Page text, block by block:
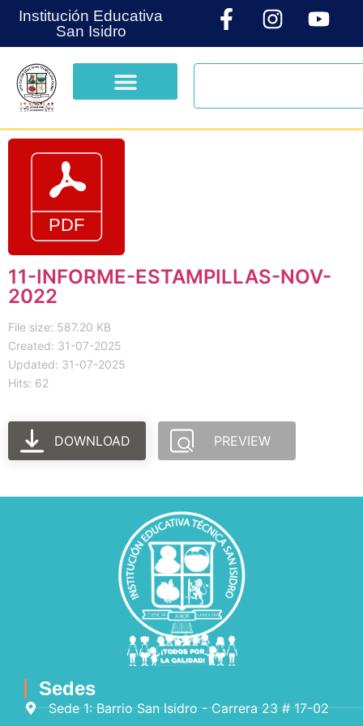
Institución Educativa
San Isidro
11-INFORME-ESTAMPILLAS-NOV-
2022
File size: 587.20 KB
Created: 31-07-2025
Updated: 31-07-2025
Hits: 62
DOWNLOAD PREVIEW
Sedes
Sede 1: Barrio San Isidro - Carrera 23 # 17-02